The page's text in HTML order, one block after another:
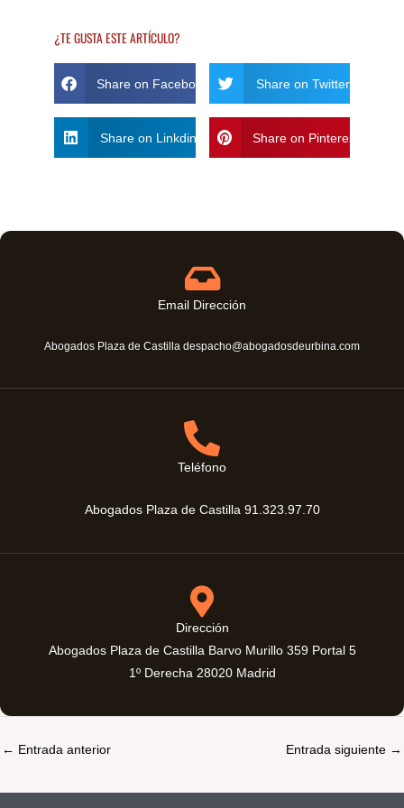
¿TE GUSTA ESTE ARTÍCULO?
Share on Facebook Share on Twitter
Share on Linkdin Share on Pinterest
Email Dirección
Abogados Plaza de Castilla despacho@abogadosdeurbina.com
Teléfono
Abogados Plaza de Castilla 91.323.97.70
Dirección
Abogados Plaza de Castilla Barvo Murillo 359 Portal 5
1º Derecha 28020 Madrid
← Entrada anterior Entrada siguiente →